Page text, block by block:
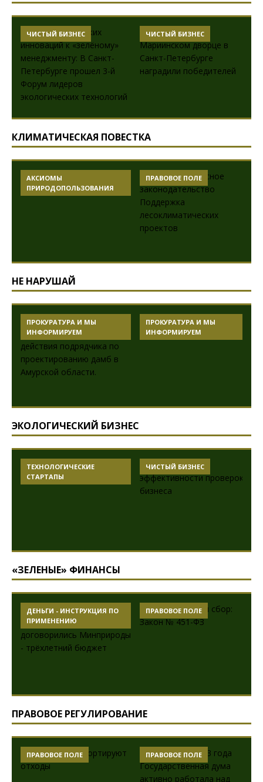
ЧИСТЫЙ БИЗНЕС ЧИСТЫЙ БИЗНЕС
КЛИМАТИЧЕСКАЯ ПОВЕСТКА
АКСИОМЫ
ПРИРОДОПОЛЬЗОВАНИЯ
ПРАВОВОЕ ПОЛЕ
НЕ НАРУШАЙ
ПРОКУРАТУРА И МЫ
ИНФОРМИРУЕМ
ПРОКУРАТУРА И МЫ
ИНФОРМИРУЕМ
ЭКОЛОГИЧЕСКИЙ БИЗНЕС
ТЕХНОЛОГИЧЕСКИЕ
СТАРТАПЫ
ЧИСТЫЙ БИЗНЕС
«ЗЕЛЕНЫЕ» ФИНАНСЫ
ДЕНЬГИ - ИНСТРУКЦИЯ ПО
ПРИМЕНЕНИЮ
ПРАВОВОЕ ПОЛЕ
ПРАВОВОЕ РЕГУЛИРОВАНИЕ
ПРАВОВОЕ ПОЛЕ ПРАВОВОЕ ПОЛЕ